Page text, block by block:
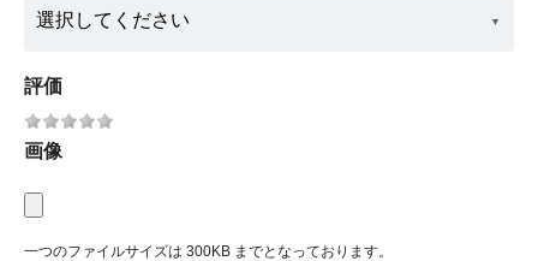
評価
画像
一つのファイルサイズは 300KB までとなっております。